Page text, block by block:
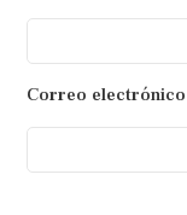
Correo electrónico